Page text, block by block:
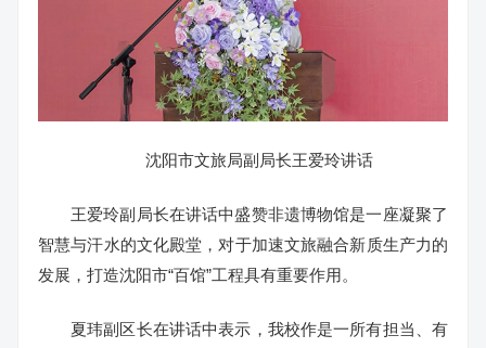
沈阳市文旅局副局长王爱玲讲话
王爱玲副局长在讲话中盛赞非遗博物馆是一座凝聚了
智慧与汗水的文化殿堂，对于加速文旅融合新质生产力的
发展，打造沈阳市“百馆”工程具有重要作用。
夏玮副区长在讲话中表示，我校作是一所有担当、有